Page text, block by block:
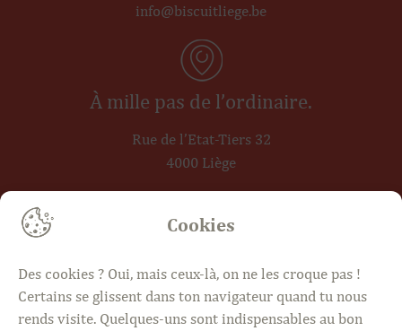
Cookies
Des cookies ? Oui, mais ceux-là, on ne les croque pas !
Certains se glissent dans ton navigateur quand tu nous
rends visite. Quelques-uns sont indispensables au bon
info@biscuitliege.be
À mille pas de l’ordinaire.
Rue de l’Etat-Tiers 32
4000 Liège
Mer · Sam · Dim 10h – 18h30
Jeudi 18h30 – 21h